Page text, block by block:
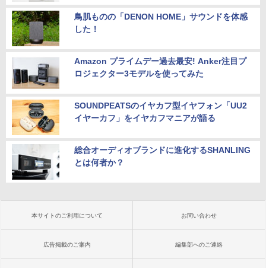
鳥肌ものの「DENON HOME」サウンドを体感
した！
Amazon プライムデー過去最安! Anker注目プ
ロジェクター3モデルを使ってみた
SOUNDPEATSのイヤカフ型イヤフォン「UU2
イヤーカフ」をイヤカフマニアが語る
総合オーディオブランドに進化するSHANLING
とは何者か？
本サイトのご利用について お問い合わせ
広告掲載のご案内 編集部へのご連絡